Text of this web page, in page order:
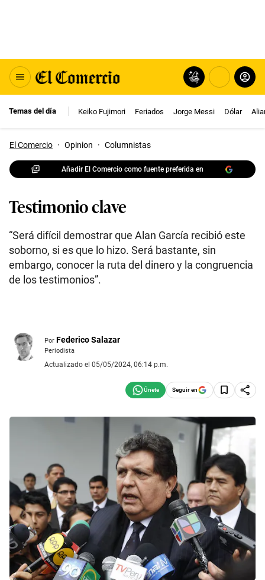
Temas del día Keiko Fujimori Feriados Jorge Messi Dólar
El Comercio · Opinion · Columnistas
Añadir El Comercio como fuente preferida en
Testimonio clave
“Será difícil demostrar que Alan García recibió este
soborno, si es que lo hizo. Será bastante, sin
embargo, conocer la ruta del dinero y la congruencia
de los testimonios”.
Por Federico Salazar
Periodista
Actualizado el 05/05/2024, 06:14 p.m.
Seguir en